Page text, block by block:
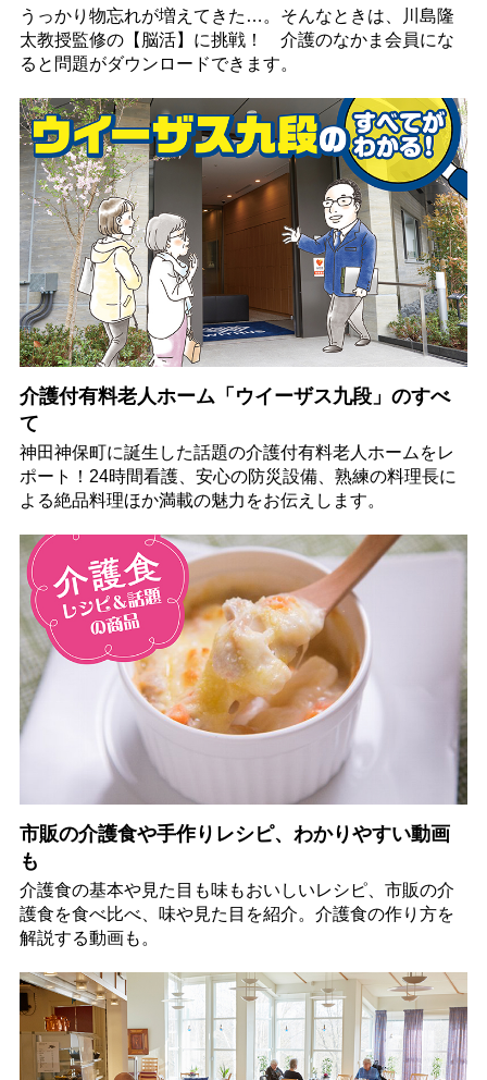
うっかり物忘れが増えてきた…。そんなときは、川島隆
太教授監修の【脳活】に挑戦！ 介護のなかま会員にな
ると問題がダウンロードできます。
介護付有料老人ホーム「ウイーザス九段」のすべ
て
神田神保町に誕生した話題の介護付有料老人ホームをレ
ポート！24時間看護、安心の防災設備、熟練の料理長に
よる絶品料理ほか満載の魅力をお伝えします。
市販の介護食や手作りレシピ、わかりやすい動画
も
介護食の基本や見た目も味もおいしいレシピ、市販の介
護食を食べ比べ、味や見た目を紹介。介護食の作り方を
解説する動画も。